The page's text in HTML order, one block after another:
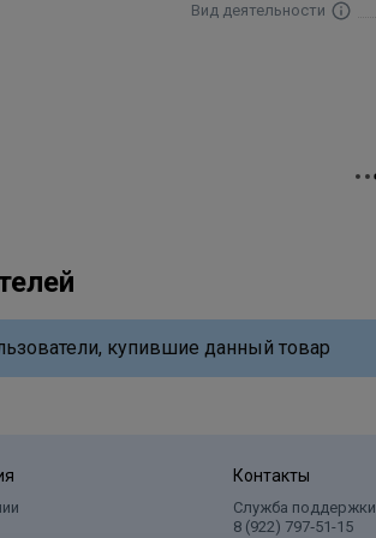
Вид деятельности
купившие данный товар
Контакты
Служба поддержки
8 (922) 797‑51-15